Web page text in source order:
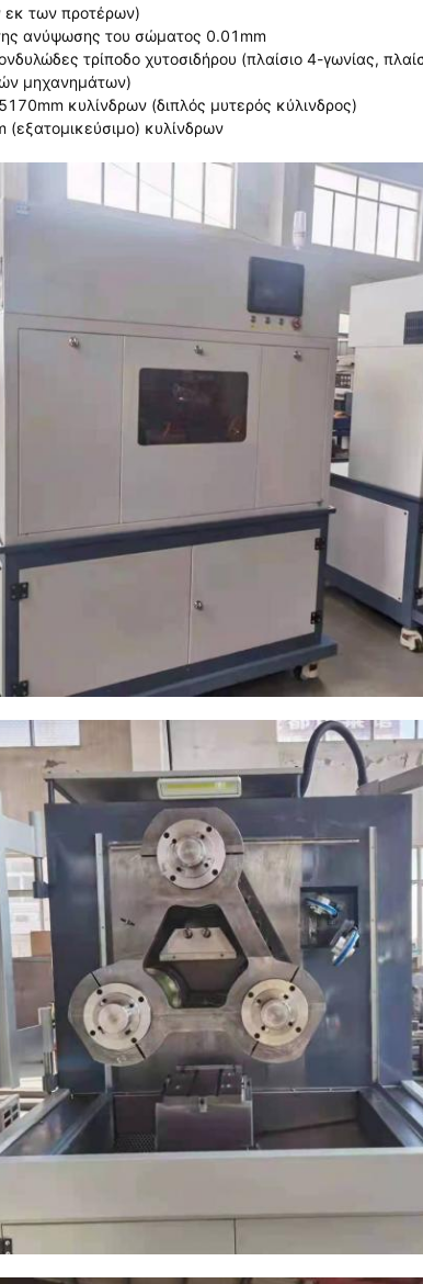
εκ των προτέρων)
ανύψωσης του σώματος 0.01mm
τρίποδο χυτοσιδήρου (πλαίσιο 4-γωνίας,
μηχανημάτων)
κυλίνδρων (διπλός μυτερός κύλινδρος)
κυλίνδρων